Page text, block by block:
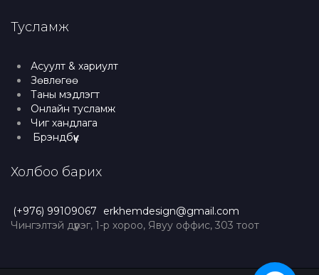
Тусламж
Асуулт & хариулт
Зөвлөгөө
Таны мэдлэгт
Онлайн тусламж
Чиг хандлага
Брэндбүүк
Холбоо барих
(+976) 99109067
erkhemdesign@gmail.com
Чингэлтэй дүүрэг, 1-р хороо, Явуу оффис, 303 тоот